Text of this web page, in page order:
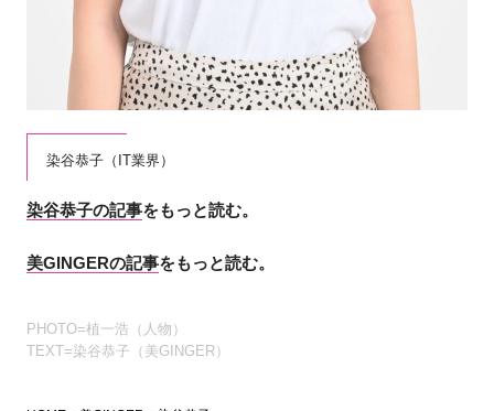
染谷恭子（IT業界）
染谷恭子の記事をもっと読む。
美GINGERの記事をもっと読む。
PHOTO=植一浩（人物）
TEXT=染谷恭子（美GINGER）